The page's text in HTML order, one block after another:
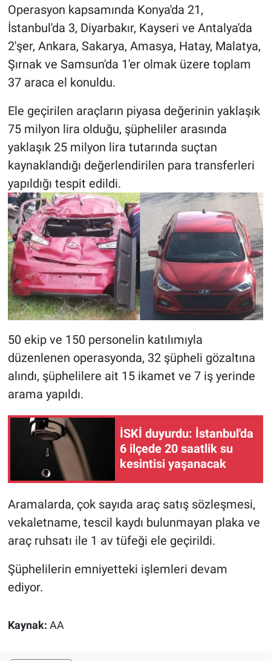
Operasyon kapsamında Konya'da 21,
İstanbul'da 3, Diyarbakır, Kayseri ve Antalya'da
2'şer, Ankara, Sakarya, Amasya, Hatay, Malatya,
Şırnak ve Samsun'da 1'er olmak üzere toplam
37 araca el konuldu.
Ele geçirilen araçların piyasa değerinin yaklaşık
75 milyon lira olduğu, şüpheliler arasında
yaklaşık 25 milyon lira tutarında suçtan
kaynaklandığı değerlendirilen para transferleri
yapıldığı tespit edildi.
50 ekip ve 150 personelin katılımıyla
düzenlenen operasyonda, 32 şüpheli gözaltına
alındı, şüphelilere ait 15 ikamet ve 7 iş yerinde
arama yapıldı.
İSKİ duyurdu: İstanbul'da
6 ilçede 20 saatlik su
kesintisi yaşanacak
Aramalarda, çok sayıda araç satış sözleşmesi,
vekaletname, tescil kaydı bulunmayan plaka ve
araç ruhsatı ile 1 av tüfeği ele geçirildi.
Şüphelilerin emniyetteki işlemleri devam
ediyor.
Kaynak: AA